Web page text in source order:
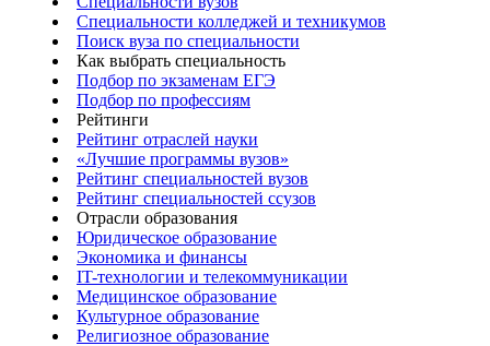
Специальности колледжей и техникумов
Поиск вуза по специальности
Как выбрать специальность
Подбор по экзаменам ЕГЭ
Подбор по профессиям
Рейтинги
Рейтинг отраслей науки
«Лучшие программы вузов»
Рейтинг специальностей вузов
Рейтинг специальностей ссузов
Отрасли образования
Юридическое образование
Экономика и финансы
IT-технологии и телекоммуникации
Медицинское образование
Культурное образование
Религиозное образование